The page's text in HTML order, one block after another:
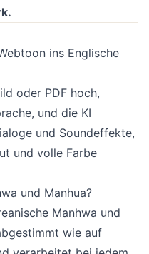
ins Englische
oder PDF hoch,
und die KI
und Soundeffekte,
und volle Farbe
und Manhua?
Manhwa und
wie auf